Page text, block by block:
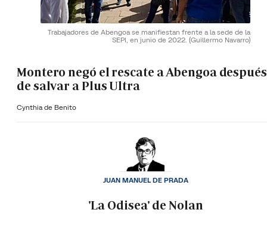
Trabajadores de Abengoa se manifiestan frente a la sede de la
SEPI, en junio de 2022. (Guillermo Navarro)
Montero negó el rescate a Abengoa después
de salvar a Plus Ultra
Cynthia de Benito
'La Odisea' de Nolan
JUAN MANUEL DE PRADA